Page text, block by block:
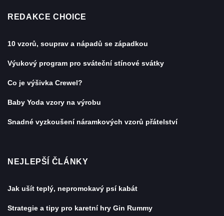
REDAKCE CHOICE
10 vzorů, souprav a nápadů se západkou
Výukový program pro sváteční stínové svátky
Co je výšivka Crewel?
Baby Yoda vzory na výrobu
Snadné vyzkoušení náramkových vzorů přátelství
NEJLEPŠÍ ČLÁNKY
Jak ušít teplý, nepromokavý psí kabát
Strategie a tipy pro karetní hry Gin Rummy